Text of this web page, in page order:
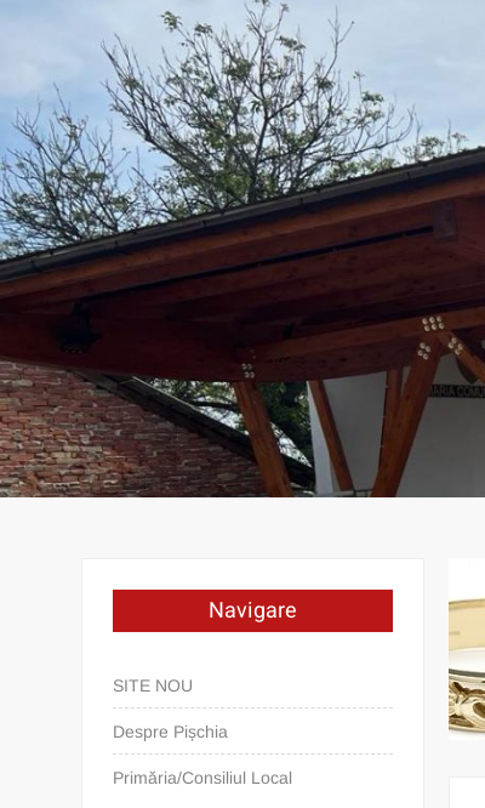
Navigare
SITE NOU
Despre Pișchia
Primăria/Consiliul Local